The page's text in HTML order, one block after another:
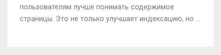
пользователям лучше понимать содержимое
страницы. Это не только улучшает индексацию, но и